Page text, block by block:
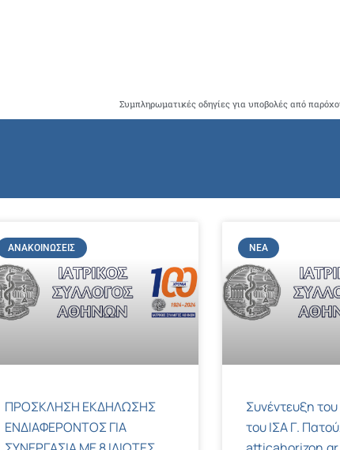
Συμπληρωματικές οδηγίες για υποβολές από
ΑΝΑΚΟΙΝΏΣΕΙΣ
ΠΡΟΣΚΛΗΣΗ ΕΚΔΗΛΩΣΗΣ
ΕΝΔΙΑΦΕΡΟΝΤΟΣ ΓΙΑ
ΝΈΑ
Συνέντευξη
του ΙΣΑ Γ.